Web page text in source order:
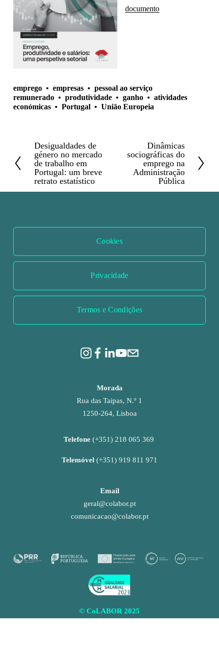
documento
emprego empresas
pessoal ao serviço
remunerado
produtividade ganho
atividades
económicas
Portugal União Europeia
A
n
t
o
Desigualdades de
género no mercado
de trabalho em
Portugal: um breve
retrato estatístico
o
Dinâmicas
sociográficas do
emprego na
Administração
Pública
Cookies
Privacidade
Termos e Condições
Morada
Rua das Taipas, N.º 1
1250-264, Lisboa
Telefone (+351) 218 065 369
Telemóvel (+351) 919 811 971
Email
geral@colabor.pt
comunicacao@colabor.pt
© CoLABOR 2025